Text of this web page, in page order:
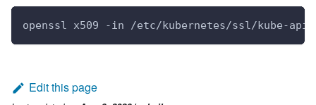
openssl x509 -in /etc/kubernetes/ssl/kube-
Edit this page